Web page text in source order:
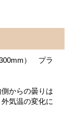
） プラ
からの曇りは
気温の変化に